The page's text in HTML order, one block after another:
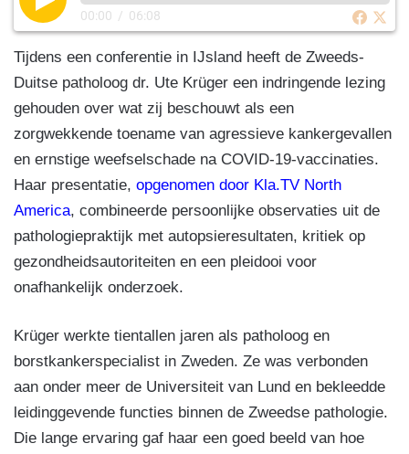
o
o
k
n
a
m
A
p
00:00 / 06:08
Tijdens een conferentie in IJsland heeft de Zweeds-
Duitse patholoog dr. Ute Krüger een indringende lezing
gehouden over wat zij beschouwt als een
zorgwekkende toename van agressieve kankergevallen
en ernstige weefselschade na COVID-19-vaccinaties.
Haar presentatie, opgenomen door Kla.TV North
America, combineerde persoonlijke observaties uit de
pathologiepraktijk met autopsieresultaten, kritiek op
gezondheidsautoriteiten en een pleidooi voor
onafhankelijk onderzoek.
Krüger werkte tientallen jaren als patholoog en
borstkankerspecialist in Zweden. Ze was verbonden
aan onder meer de Universiteit van Lund en bekleedde
leidinggevende functies binnen de Zweedse pathologie.
Die lange ervaring gaf haar een goed beeld van hoe